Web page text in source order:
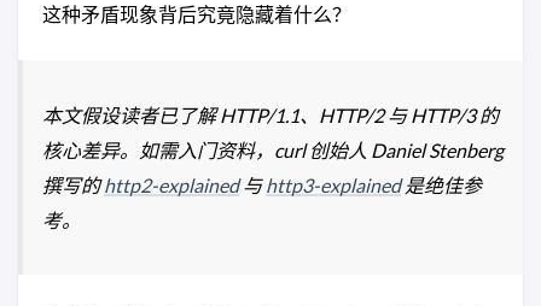
这种矛盾现象背后究竟隐藏着什么？
本文假设读者已了解 HTTP/1.1、HTTP/2 与 HTTP/3 的
核心差异。如需入门资料，curl 创始人 Daniel Stenberg
撰写的http2-explained与http3-explained是绝佳参
考。